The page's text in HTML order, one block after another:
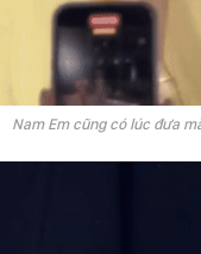
Nam Em cũng có lúc đưa